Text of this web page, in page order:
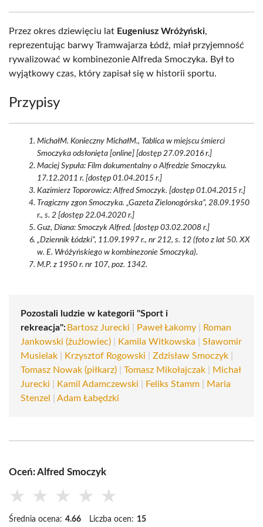
Przez okres dziewięciu lat Eugeniusz Wróżyński,
reprezentując barwy Tramwajarza Łódź, miał przyjemność
rywalizować w kombinezonie Alfreda Smoczyka. Był to
wyjątkowy czas, który zapisał się w historii sportu.
Przypisy
MichałM. Konieczny MichałM., Tablica w miejscu śmierci
Smoczyka odsłonięta [online] [dostęp 27.09.2016 r.]
Maciej Sypuła: Film dokumentalny o Alfredzie Smoczyku.
17.12.2011 r. [dostęp 01.04.2015 r.]
Kazimierz Toporowicz: Alfred Smoczyk. [dostęp 01.04.2015 r.]
Tragiczny zgon Smoczyka. „Gazeta Zielonogórska”, 28.09.1950
r., s. 2 [dostęp 22.04.2020 r.]
Guz, Diana: Smoczyk Alfred. [dostęp 03.02.2008 r.]
„Dziennik Łódzki”, 11.09.1997 r., nr 212, s. 12 (foto z lat 50. XX
w. E. Wróżyńskiego w kombinezonie Smoczyka).
M.P. z 1950 r. nr 107, poz. 1342.
Pozostali ludzie w kategorii "Sport i
rekreacja": Bartosz Jurecki Paweł Łakomy
Roman
Jankowski (żużlowiec)
Kamila Witkowska
Sławomir
Musielak
Krzysztof Rogowski Zdzisław Smoczyk
Tomasz Nowak (piłkarz)
Tomasz Mikołajczak
Michał
Jurecki
Kamil Adamczewski Feliks Stamm
Maria
Stenzel
Adam Łabędzki
Oceń: Alfred Smoczyk
★ ★ ★ ★ ★
Średnia ocena: 4.66 Liczba ocen: 15